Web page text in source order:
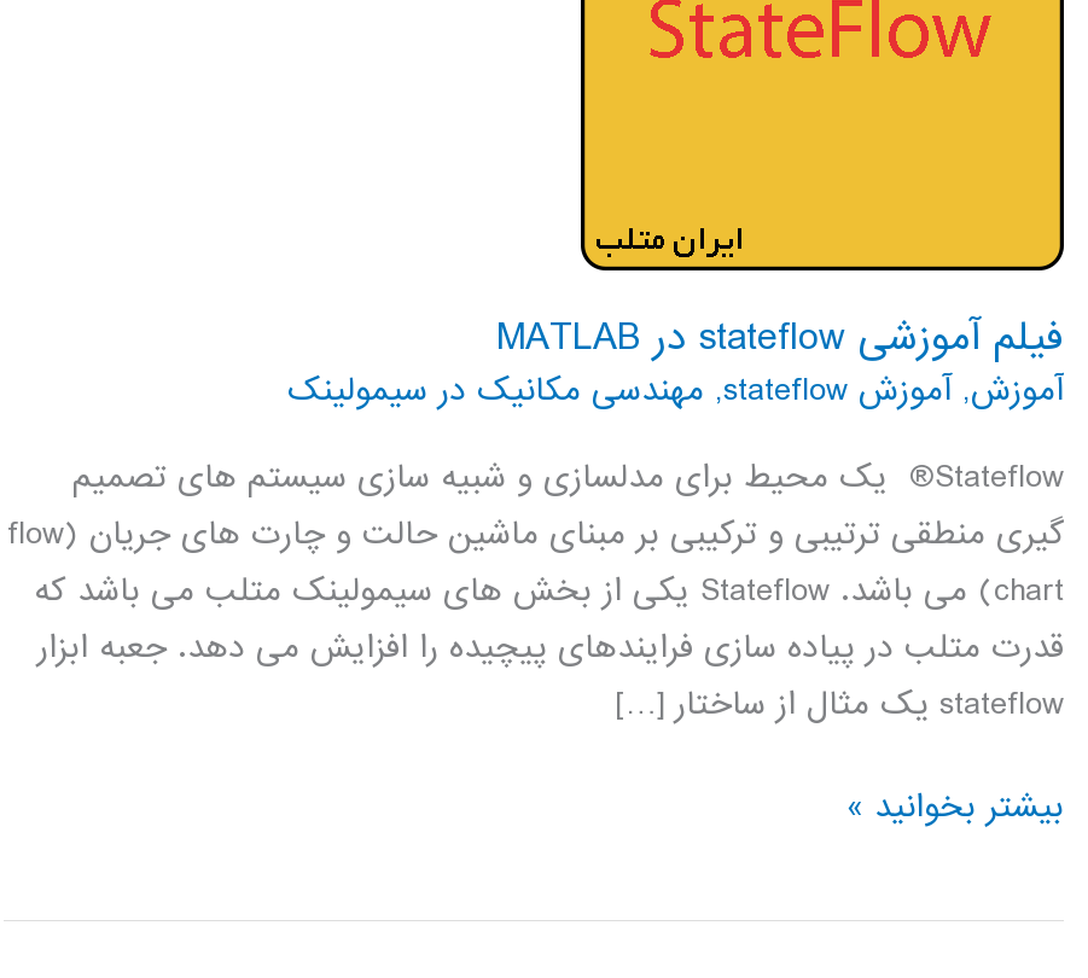
فیلم آموزشی stateflow در MATLAB
آموزش,آموزش stateflow , مهندسی مکانیک در سیمولینک
Stateflow® یک محیط برای مدلسازی و شبیه سازی سیستم های تصمیم
گیری منطقی ترتیبی و ترکیبی بر مبنای ماشین حالت و چارت های جریان (flow
chart) می باشد. Stateflow یکی از بخش های سیمولینک متلب می باشد که
قدرت متلب در پیاده سازی فرایندهای پیچیده را افزایش می دهد. جعبه ابزار
stateflow يک مثال از ساختار […]
فیلم
stateflow
بیشتر بخوانید »